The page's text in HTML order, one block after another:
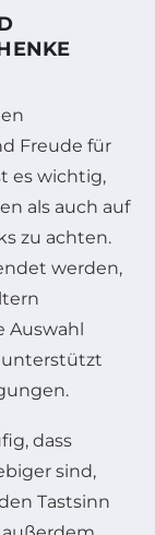
Freude für
es wichtig,
als auch auf
zu achten.
werden,
Auswahl
dass
sind,
Tastsinn